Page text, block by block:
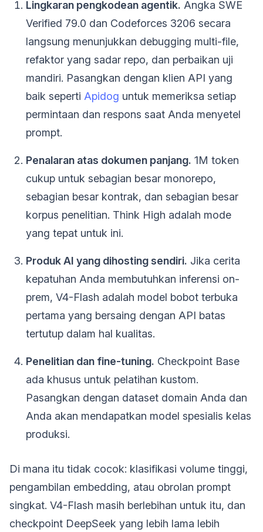
Lingkaran pengkodean agentik. Angka SWE
Verified 79.0 dan Codeforces 3206 secara
langsung menunjukkan debugging multi-file,
refaktor yang sadar repo, dan perbaikan uji
mandiri. Pasangkan dengan klien API yang
baik seperti Apidog untuk memeriksa setiap
permintaan dan respons saat Anda menyetel
prompt.
Penalaran atas dokumen panjang. 1M token
cukup untuk sebagian besar monorepo,
sebagian besar kontrak, dan sebagian besar
korpus penelitian. Think High adalah mode
yang tepat untuk ini.
Produk AI yang dihosting sendiri. Jika cerita
kepatuhan Anda membutuhkan inferensi on-
prem, V4-Flash adalah model bobot terbuka
pertama yang bersaing dengan API batas
tertutup dalam hal kualitas.
Penelitian dan fine-tuning. Checkpoint Base
ada khusus untuk pelatihan kustom.
Pasangkan dengan dataset domain Anda dan
Anda akan mendapatkan model spesialis kelas
produksi.
Di mana itu tidak cocok: klasifikasi volume tinggi,
pengambilan embedding, atau obrolan prompt
singkat. V4-Flash masih berlebihan untuk itu, dan
checkpoint DeepSeek yang lebih lama lebih